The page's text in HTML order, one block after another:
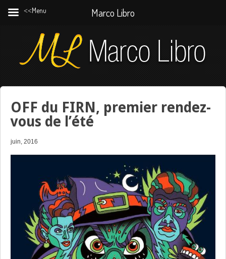
OFF du FIRN, premier rendez-
vous de l’été
juin, 2016
˂˂Menu Marco Libro